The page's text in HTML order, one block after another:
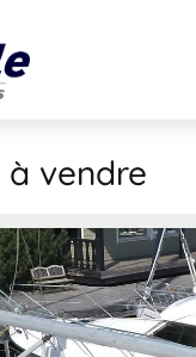
à vendre